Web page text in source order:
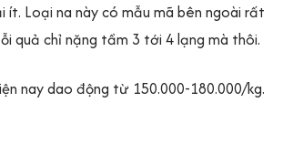
ít. Loại na này có mẫu mã bên ngoài rất
quả chỉ nặng tầm 3 tới 4 lạng mà thôi.
nay dao động từ 150.000-180.000/kg.